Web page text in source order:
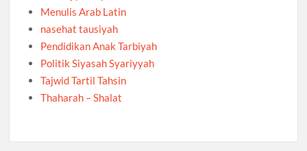
Menulis Arab Latin
nasehat tausiyah
Pendidikan Anak Tarbiyah
Politik Siyasah Syariyyah
Tajwid Tartil Tahsin
Thaharah – Shalat